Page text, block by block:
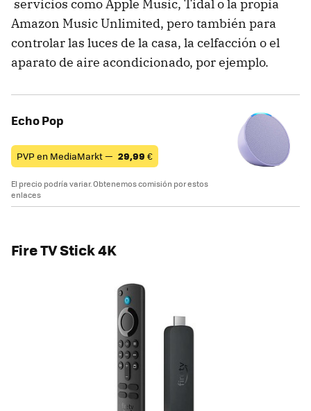
servicios como Apple Music, Tidal o la propia
Amazon Music Unlimited, pero también para
controlar las luces de la casa, la celfacción o el
aparato de aire acondicionado, por ejemplo.
Echo Pop
PVP en MediaMarkt — 29,99 €
El precio podría variar. Obtenemos comisión por estos
enlaces
Fire TV Stick 4K